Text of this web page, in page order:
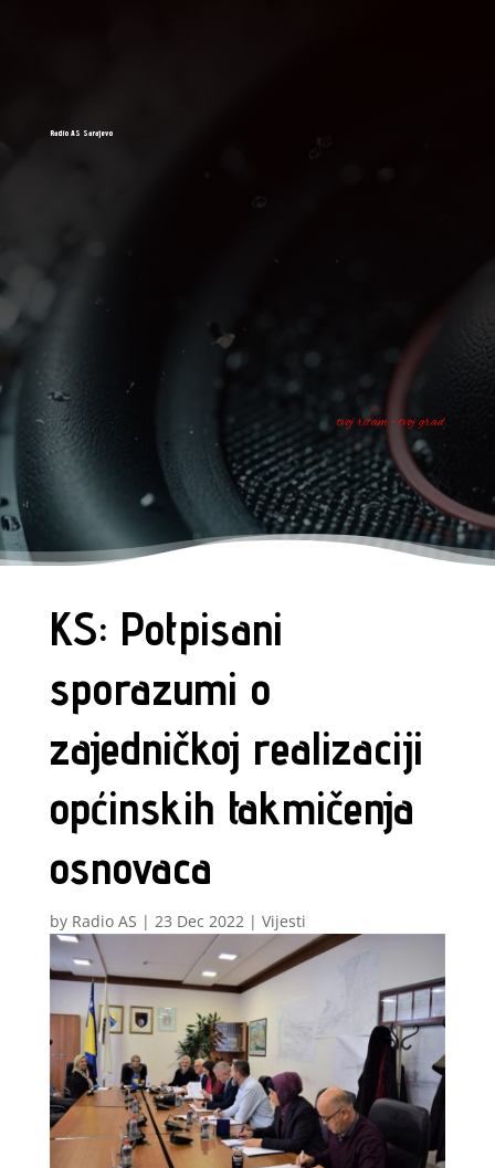
Radio AS Sarajevo
tvoj ritam - tvoj grad
KS: Potpisani
sporazumi o
zajedničkoj realizaciji
općinskih takmičenja
osnovaca
by Radio AS | 23 Dec 2022| Vijesti